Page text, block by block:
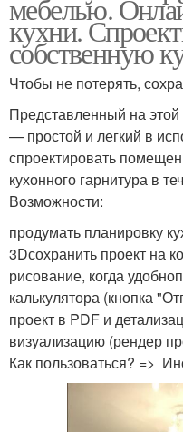
мебелью.
кухни.
собственную
Чтобы не потерять,
Представленный на этой
— простой и легкий в
спроектировать
кухонного гарнитура в
Возможности:
продумать планировку
3Dсохранить проект на
рисование, когда
калькулятора (кнопка
проект в PDF и
визуализацию (рендер
Как пользоваться? =>